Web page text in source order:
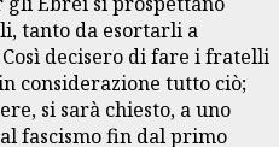
tanto da esortarli a
decisero di fare i fratelli
considerazione tutto ciò;
si sarà chiesto, a uno
fascismo fin dal primo